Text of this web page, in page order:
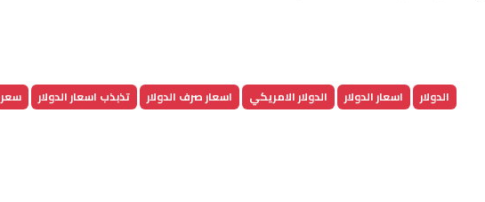
الدولار اسعار الدولار الدولار الامريكي اسعار صرف الدولار تذبذب اسعار الدولار سعر